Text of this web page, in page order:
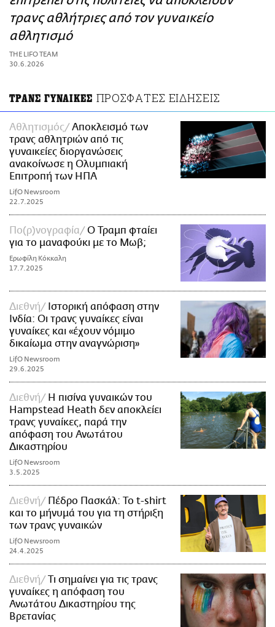
ΑΜΠΑ
PRINT
τρανς αθλήτριες από τον γυναικείο
αθλητισμό
THE LIFO TEAM
30.6.2026
ΤΡΑΝΣ ΓΥΝΑΙΚΕΣ ΠΡΟΣΦΑΤΕΣ ΕΙΔΗΣΕΙΣ
Αθλητισμός
Αποκλεισμό των
τρανς αθλητριών από τις
γυναικείες διοργανώσεις
ανακοίνωσε η Ολυμπιακή
Επιτροπή των ΗΠΑ
LifO Newsroom
22.7.2025
Πο(ρ)νογραφία
Ο Τραμπ φταίει
για το μαναφούκι με το Μωβ;
Ερωφίλη Κόκκαλη
17.7.2025
Διεθνή
Ιστορική απόφαση στην
Ινδία: Οι τρανς γυναίκες είναι
γυναίκες και «έχουν νόμιμο
δικαίωμα στην αναγνώριση»
LifO Newsroom
29.6.2025
Διεθνή
Η πισίνα γυναικών του
Hampstead Heath δεν αποκλείει
τρανς γυναίκες, παρά την
απόφαση του Ανωτάτου
Δικαστηρίου
LifO Newsroom
3.5.2025
Διεθνή
Πέδρο Πασκάλ: Το t-shirt
και το μήνυμά του για τη στήριξη
των τρανς γυναικών
LifO Newsroom
24.4.2025
Διεθνή
Τι σημαίνει για τις τρανς
γυναίκες η απόφαση του
Ανωτάτου Δικαστηρίου της
Βρετανίας